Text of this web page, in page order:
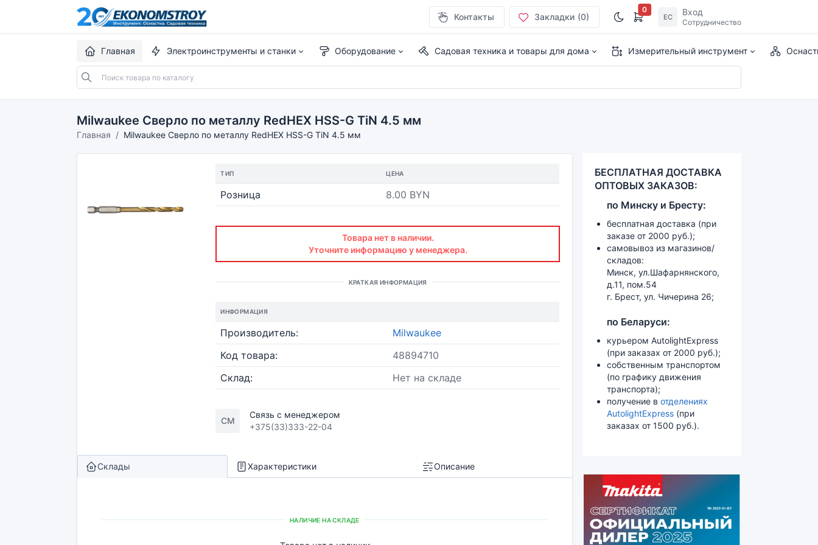
Контакты Закладки (0)
0
ЕС Вход
Сотрудничество
Главная Электроинструменты и станки Оборудование Садовая техника и товары для дома Измерительный инструмент
Milwaukee Сверло по металлу RedHEX HSS-G TiN 4.5 мм
Главная Milwaukee Сверло по металлу RedHEX HSS-G TiN 4.5 мм
ТИП ЦЕНА
Розница 8.00 BYN
Товара нет в наличии.
Уточните информацию у менеджера.
КРАТКАЯ ИНФОРМАЦИЯ
ИНФОРМАЦИЯ
Производитель:
Milwaukee
Код товара:
48894710
Склад:
Нет на складе
СМ
Связь с менеджером
+375(33)333-22-04
Склады Характеристики Описание
НАЛИЧИЕ НА СКЛАДЕ
БЕСПЛАТНАЯ ДОСТАВКА
ОПТОВЫХ ЗАКАЗОВ:
по Минску и Бресту:
бесплатная доставка (при
заказе от 2000 руб.);
самовывоз из магазинов/
складов:
Минск, ул.Шафарнянского,
д.11, пом.54
г. Брест, ул. Чичерина 26;
по Беларуси:
курьером AutolightExpress
(при заказах от 2000 руб.);
собственным транспортом
(по графику движения
транспорта);
получение в отделениях
AutolightExpress (при
заказах от 1500 руб.).